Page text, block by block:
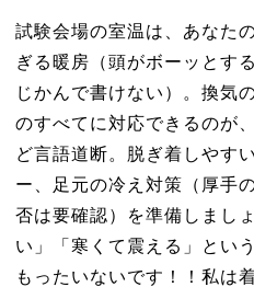
試験会場の室温は、あなた
ぎる暖房（頭がボーッとす
じかんで書けない）。換気
のすべてに対応できるのが
ど言語道断。脱ぎ着しやす
ー、足元の冷え対策（厚手
否は要確認）を準備しまし
い」「寒くて震える」とい
もったいないです！！私は